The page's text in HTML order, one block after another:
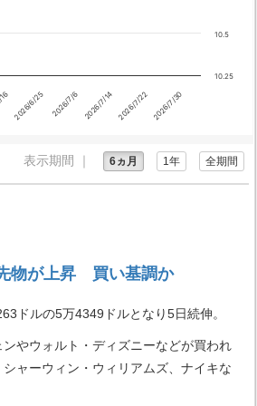
2026/6/25 2026/7/6 2026/7/14 2026/7/22 2026/7/30
10.25
10.5
表示期間 ｜ 6ヵ月 1年 全期間
物が上昇 買い基調か
ドルの5万4349ドルとなり5日続伸。
やウォルト・ディズニーなどが買われ
ャーウィン・ウィリアムズ、ナイキな